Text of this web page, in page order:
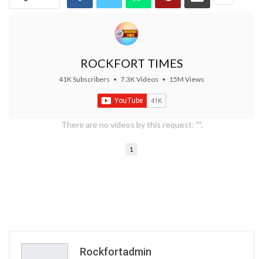
ROCKFORT TIMES
41K Subscribers • 7.3K Videos • 15M Views
There are no videos by this request: "".
1
Rockfortadmin